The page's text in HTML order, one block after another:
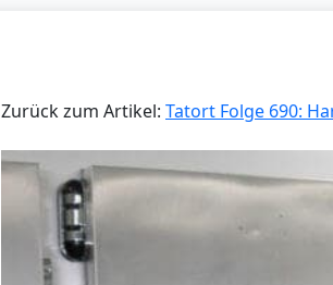
Zurück zum Artikel: Tatort Folge 690: